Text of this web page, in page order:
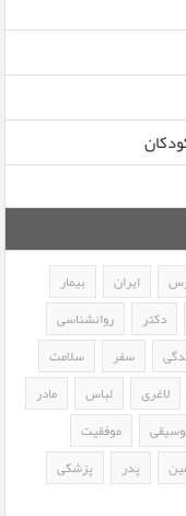
ایران
بیمار
دکتر
روانشناسی
سفر
سلامت
لاغری لباس
مادر
موفقیت
پدر
پزشکی